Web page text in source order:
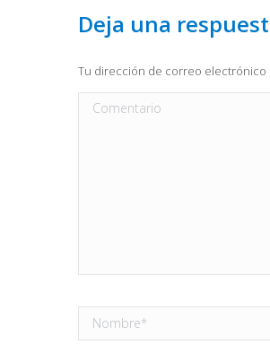
Deja una
Tu dirección de correo electrónico
Comentario
Nombre *